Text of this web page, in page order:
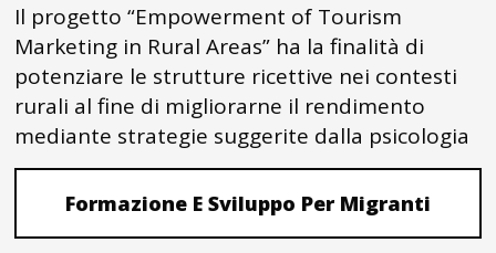
Il progetto “Empowerment of Tourism
Marketing in Rural Areas” ha la finalità di
potenziare le strutture ricettive nei contesti
rurali al fine di migliorarne il rendimento
mediante strategie suggerite dalla psicologia
Formazione E Sviluppo Per Migranti